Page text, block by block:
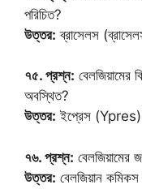
পরিচিত?
উত্তর: ব্রাসেলস
৭৫. প্রশ্ন: বেলজিয়ামের
অবস্থিত?
উত্তর: ইপ্রেস (Ypres)
৭৬. প্রশ্ন: বেলজিয়ামের
উত্তর: বেলজিয়ান